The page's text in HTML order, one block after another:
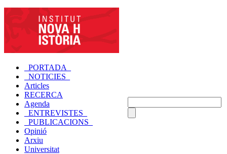
_PORTADA_
_NOTICIES_
Articles
RECERCA
Agenda
_ENTREVISTES_
_PUBLICACIONS_
Opinió
Arxiu
Universitat